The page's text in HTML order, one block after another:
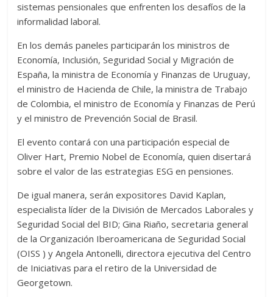
sistemas pensionales que enfrenten los desafíos de la
informalidad laboral.
En los demás paneles participarán los ministros de
Economía, Inclusión, Seguridad Social y Migración de
España, la ministra de Economía y Finanzas de Uruguay,
el ministro de Hacienda de Chile, la ministra de Trabajo
de Colombia, el ministro de Economía y Finanzas de Perú
y el ministro de Prevención Social de Brasil.
El evento contará con una participación especial de
Oliver Hart, Premio Nobel de Economía, quien disertará
sobre el valor de las estrategias ESG en pensiones.
De igual manera, serán expositores David Kaplan,
especialista líder de la División de Mercados Laborales y
Seguridad Social del BID; Gina Riaño, secretaria general
de la Organización Iberoamericana de Seguridad Social
(OISS ) y Angela Antonelli, directora ejecutiva del Centro
de Iniciativas para el retiro de la Universidad de
Georgetown.